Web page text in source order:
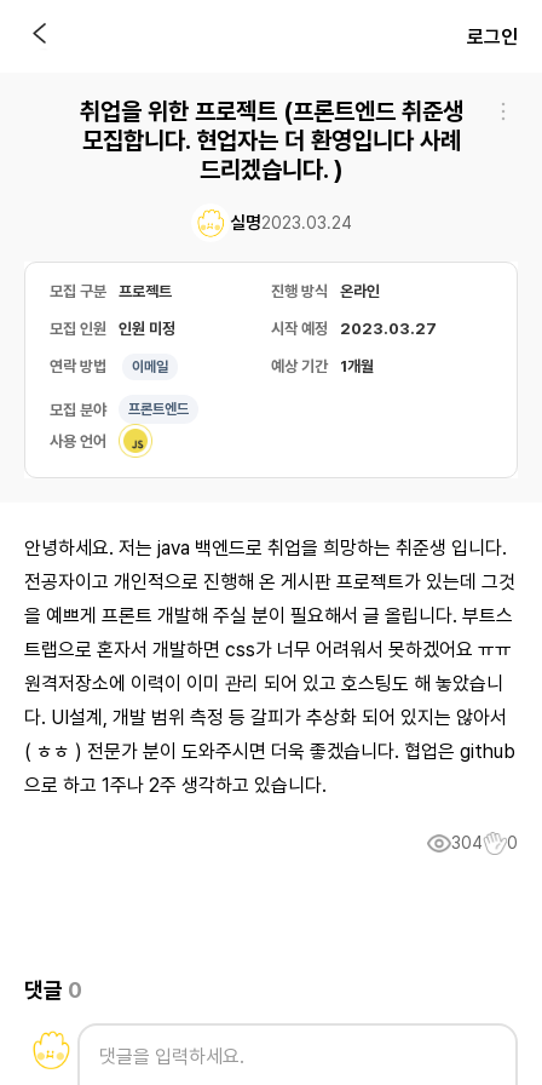
로그인
취업을 위한 프로젝트 (프론트엔드 취준생
모집합니다. 현업자는 더 환영입니다 사례
드리겠습니다. )
실명2023.03.24
모집 구분 프로젝트 진행 방식 온라인
모집 인원 인원 미정 시작 예정 2023.03.27
연락 방법 이메일 예상 기간 1개월
모집 분야 프론트엔드
사용 언어
안녕하세요. 저는 java 백엔드로 취업을 희망하는 취준생 입니다.
전공자이고 개인적으로 진행해 온 게시판 프로젝트가 있는데 그것
을 예쁘게 프론트 개발해 주실 분이 필요해서 글 올립니다. 부트스
트랩으로 혼자서 개발하면 css가 너무 어려워서 못하겠어요 ㅠㅠ
원격저장소에 이력이 이미 관리 되어 있고 호스팅도 해 놓았습니
다. UI설계, 개발 범위 측정 등 갈피가 추상화 되어 있지는 않아서
( ㅎㅎ ) 전문가 분이 도와주시면 더욱 좋겠습니다. 협업은 github
으로 하고 1주나 2주 생각하고 있습니다.
304 0
댓글 0